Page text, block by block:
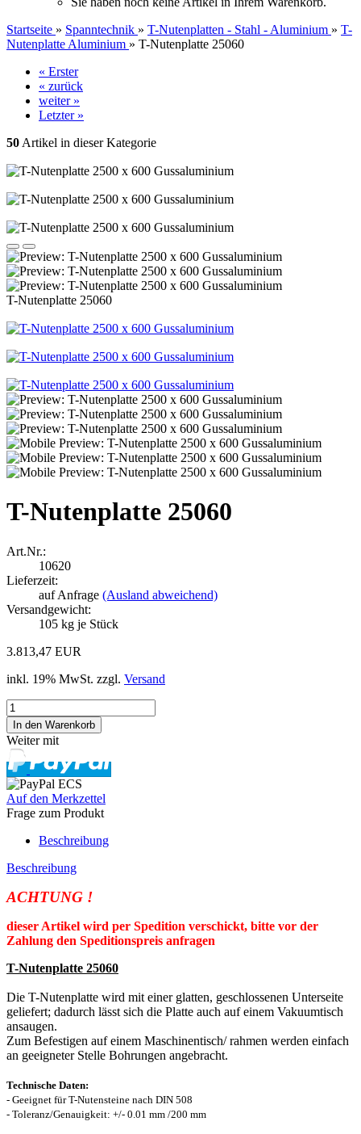
Startseite » Spanntechnik » T-Nutenplatten - Stahl - Aluminium » T-
Nutenplatte Aluminium » T-Nutenplatte 25060
« Erster
« zurück
weiter »
Letzter »
50 Artikel in dieser Kategorie
T-Nutenplatte 25060
T-Nutenplatte 25060
Art.Nr.:
10620
Lieferzeit:
auf Anfrage (Ausland abweichend)
Versandgewicht:
105 kg je Stück
3.813,47 EUR
inkl. 19% MwSt. zzgl. Versand
Weiter mit
Auf den Merkzettel
Frage zum Produkt
Beschreibung
Beschreibung
ACHTUNG !
dieser Artikel wird per Spedition verschickt, bitte vor der
Zahlung den Speditionspreis anfragen
T-Nutenplatte 25060
Die T-Nutenplatte wird mit einer glatten, geschlossenen Unterseite
geliefert; dadurch lässt sich die Platte auch auf einem Vakuumtisch
ansaugen.
Zum Befestigen auf einem Maschinentisch/ rahmen werden einfach
an geeigneter Stelle Bohrungen angebracht.
Technische Daten:
- Geeignet für T-Nutensteine nach DIN 508
- Toleranz/Genauigkeit: +/- 0.01 mm /200 mm